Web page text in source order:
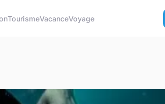
TourismeVacanceVoyage